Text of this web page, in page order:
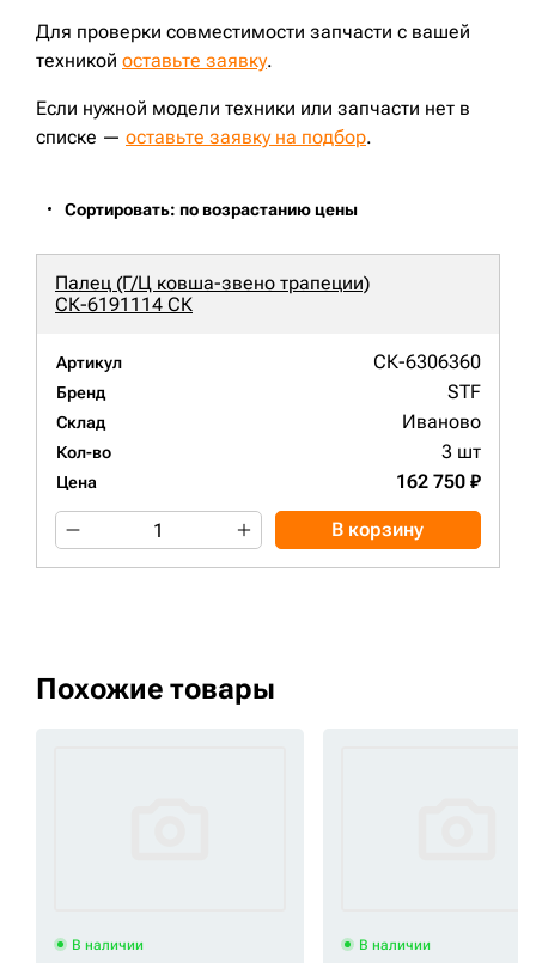
Для проверки совместимости запчасти с вашей
техникой оставьте заявку.
Если нужной модели техники или запчасти нет в
списке — оставьте заявку на подбор.
Сортировать: по возрастанию цены
Палец (Г/Ц ковша-звено трапеции)
СК-6191114 СК
Артикул СК-6306360
Бренд STF
Склад Иваново
Кол-во 3 шт
Цена 162 750 ₽
В корзину
Похожие товары
В наличии
В наличии